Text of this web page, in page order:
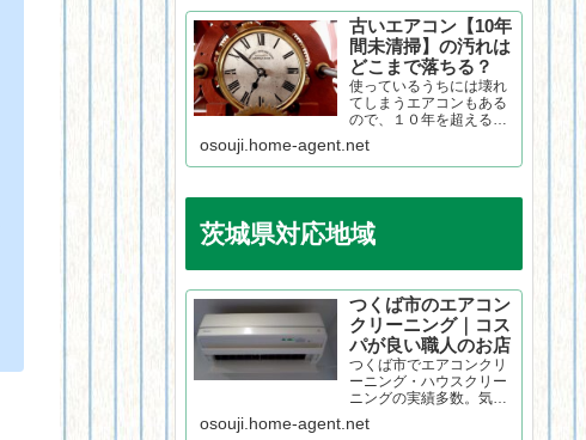
が、どの位その機能に効
果があるのかのレポート
です。
古いエアコン【10年
間未清掃】の汚れは
どこまで落ちる？
使っているうちには壊れ
てしまうエアコンもある
ので、１０年を超えると
よくもっているなと感じ
ます。古いエアコンのク
リーニングはよくやりま
た。タバコのヤニ汚れが
ひどかったので、見た瞬
も...
osouji.home-agent.net
茨城県対応地域
つくば市のエアコン
クリーニング｜コス
パが良い職人のお店
つくば市でエアコンクリ
ーニング・ハウスクリー
ニングの実績多数。気に
なるエアコンの汚れや臭
い、自分では掃除できな
osouji.home-agent.net